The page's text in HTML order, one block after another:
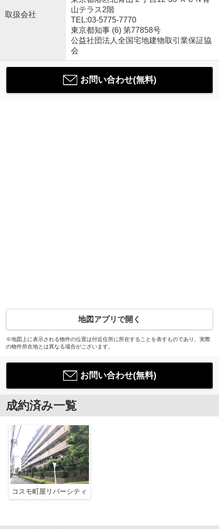
取扱会社
山テラス2階
TEL:03-5775-7770
東京都知事 (6) 第77858号
公益社団法人全国宅地建物取引業保証協
会
お問い合わせ(無料)
地図アプリで開く
※地図上に表示される物件の位置は付近住所に所在することを表すものであり、実際
の物件所在地とは異なる場合がございます。
お問い合わせ(無料)
成約済み一覧
コスモ町屋リバーシティ